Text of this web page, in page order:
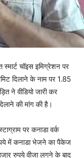
चॉइस इमिग्रेशन पर
दिलाने के नाम पर 1.85
ने वीडियो जारी कर
की मांग की है।
पर कनाडा वर्क
में कनाडा भेजने का पैकेज
रुपये वीजा लगने के बाद